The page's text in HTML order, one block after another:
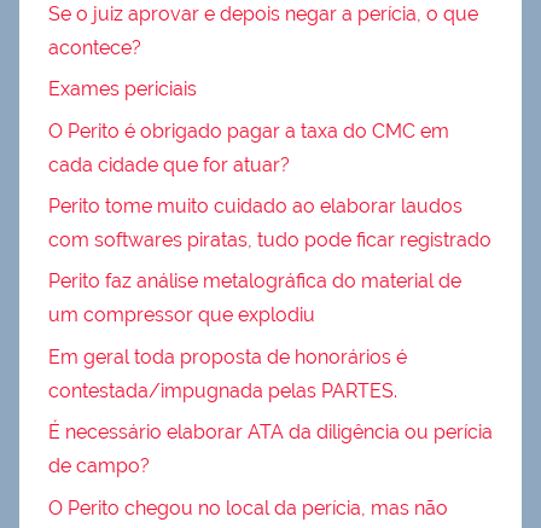
Se o juiz aprovar e depois negar a perícia, o que
acontece?
Exames periciais
O Perito é obrigado pagar a taxa do CMC em
cada cidade que for atuar?
Perito tome muito cuidado ao elaborar laudos
com softwares piratas, tudo pode ficar registrado
Perito faz análise metalográfica do material de
um compressor que explodiu
Em geral toda proposta de honorários é
contestada/impugnada pelas PARTES.
É necessário elaborar ATA da diligência ou perícia
de campo?
O Perito chegou no local da perícia, mas não